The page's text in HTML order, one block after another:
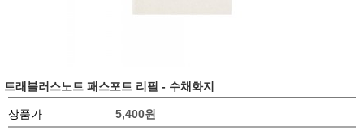
트래블러스노트 패스포트 리필 - 수채화지
상품가 5,400원